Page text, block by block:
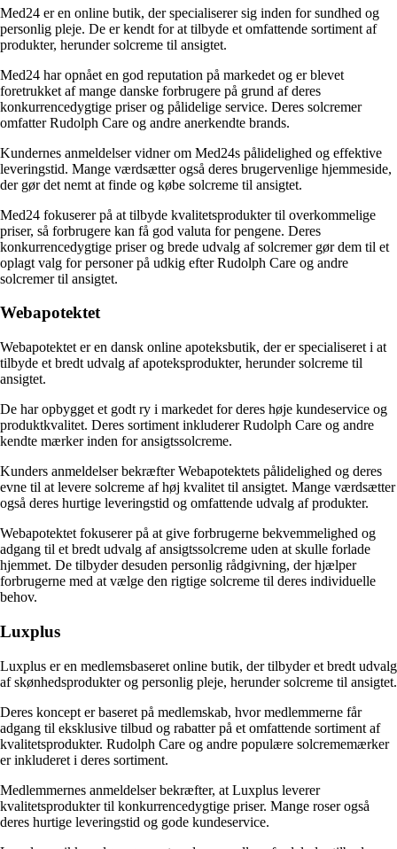
Med24 er en online butik, der specialiserer sig inden for sundhed og
personlig pleje. De er kendt for at tilbyde et omfattende sortiment af
produkter, herunder solcreme til ansigtet.
Med24 har opnået en god reputation på markedet og er blevet
foretrukket af mange danske forbrugere på grund af deres
konkurrencedygtige priser og pålidelige service. Deres solcremer
omfatter Rudolph Care og andre anerkendte brands.
Kundernes anmeldelser vidner om Med24s pålidelighed og effektive
leveringstid. Mange værdsætter også deres brugervenlige hjemmeside,
der gør det nemt at finde og købe solcreme til ansigtet.
Med24 fokuserer på at tilbyde kvalitetsprodukter til overkommelige
priser, så forbrugere kan få god valuta for pengene. Deres
konkurrencedygtige priser og brede udvalg af solcremer gør dem til et
oplagt valg for personer på udkig efter Rudolph Care og andre
solcremer til ansigtet.
Webapotektet
Webapotektet er en dansk online apoteksbutik, der er specialiseret i at
tilbyde et bredt udvalg af apoteksprodukter, herunder solcreme til
ansigtet.
De har opbygget et godt ry i markedet for deres høje kundeservice og
produktkvalitet. Deres sortiment inkluderer Rudolph Care og andre
kendte mærker inden for ansigtssolcreme.
Kunders anmeldelser bekræfter Webapotektets pålidelighed og deres
evne til at levere solcreme af høj kvalitet til ansigtet. Mange værdsætter
også deres hurtige leveringstid og omfattende udvalg af produkter.
Webapotektet fokuserer på at give forbrugerne bekvemmelighed og
adgang til et bredt udvalg af ansigtssolcreme uden at skulle forlade
hjemmet. De tilbyder desuden personlig rådgivning, der hjælper
forbrugerne med at vælge den rigtige solcreme til deres individuelle
behov.
Luxplus
Luxplus er en medlemsbaseret online butik, der tilbyder et bredt udvalg
af skønhedsprodukter og personlig pleje, herunder solcreme til ansigtet.
Deres koncept er baseret på medlemskab, hvor medlemmerne får
adgang til eksklusive tilbud og rabatter på et omfattende sortiment af
kvalitetsprodukter. Rudolph Care og andre populære solcrememærker
er inkluderet i deres sortiment.
Medlemmernes anmeldelser bekræfter, at Luxplus leverer
kvalitetsprodukter til konkurrencedygtige priser. Mange roser også
deres hurtige leveringstid og gode kundeservice.